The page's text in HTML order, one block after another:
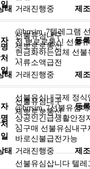
태 거래진행중 제
선불유심내구
제뽀로로통신
등
- -
@brrsim_7텔레그램
전 뽀로로통신 선불
현금화하는업체 선
서류소액급전
태 거래진행중 제
선불유심내구
제뽀로로통신
등
- -
선불유심내구제 정식
@brrsim_7선불유심
상공인긴급생활안정
심구매 선불유심내
바로신불급전가능
태 거래진행중 제
선불유심삽니다 텔레